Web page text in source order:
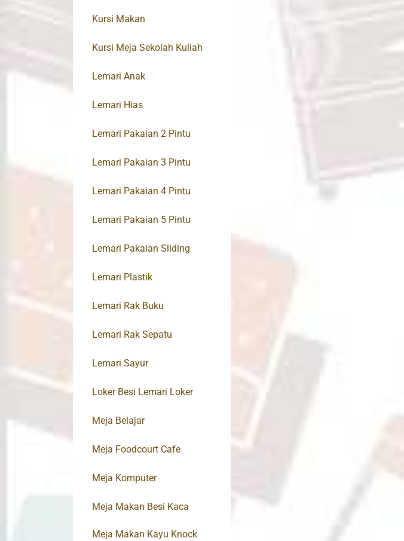
Kursi Makan
Kursi Meja Sekolah Kuliah
Lemari Anak
Lemari Hias
Lemari Pakaian 2 Pintu
Lemari Pakaian 3 Pintu
Lemari Pakaian 4 Pintu
Lemari Pakaian 5 Pintu
Lemari Pakaian Sliding
Lemari Plastik
Lemari Rak Buku
Lemari Rak Sepatu
Lemari Sayur
Loker Besi Lemari Loker
Meja Belajar
Meja Foodcourt Cafe
Meja Komputer
Meja Makan Besi Kaca
Meja Makan Kayu Knock